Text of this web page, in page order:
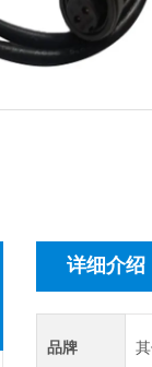
详细介绍
品牌